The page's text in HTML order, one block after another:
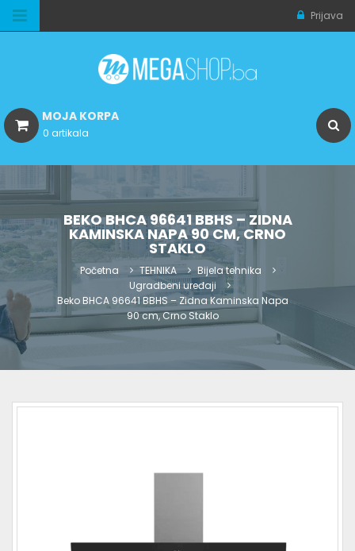
Prijava
MOJA KORPA
0 artikala
BEKO BHCA 96641 BBHS – ZIDNA
KAMINSKA NAPA 90 CM, CRNO
STAKLO
Početna TEHNIKA
Bijela tehnika
Ugradbeni uređaji
Beko BHCA 96641 BBHS – Zidna Kaminska Napa
90 cm, Crno Staklo